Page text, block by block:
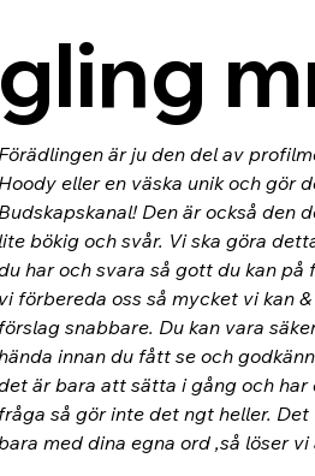
är ju den del av
eller en väska unik och gör
Den är också den
bökig och svår. Vi ska göra
har och svara så gott du kan på
förbereda oss så mycket vi kan
snabbare. Du kan vara
innan du fått se och
är bara att sätta i gång och har
så gör inte det ngt heller.
med dina egna ord ,så löser vi